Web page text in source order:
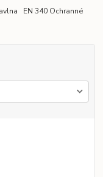
EN 340 Ochranné